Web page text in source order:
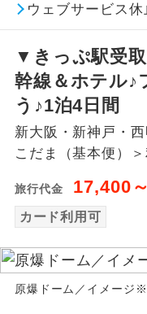
ウェブサービス休
▼きっぷ駅受
幹線＆ホテル♪
う♪1泊4日間
新大阪・新神戸・
こだま（基本便）＞
旅行代金 17,400
カード利用可
原爆ドーム／イメージ
現地添乗員同
バスガイド乗
務
新コース
世界遺産
絶景
温泉